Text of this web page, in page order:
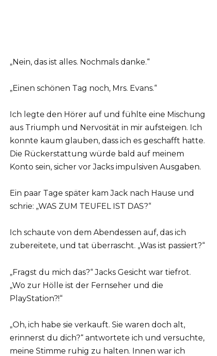
„Nein, das ist alles. Nochmals danke.“
„Einen schönen Tag noch, Mrs. Evans.“
Ich legte den Hörer auf und fühlte eine Mischung
aus Triumph und Nervosität in mir aufsteigen. Ich
konnte kaum glauben, dass ich es geschafft hatte.
Die Rückerstattung würde bald auf meinem
Konto sein, sicher vor Jacks impulsiven Ausgaben.
Ein paar Tage später kam Jack nach Hause und
schrie: „WAS ZUM TEUFEL IST DAS?“
Ich schaute von dem Abendessen auf, das ich
zubereitete, und tat überrascht. „Was ist passiert?“
„Fragst du mich das?“ Jacks Gesicht war tiefrot.
„Wo zur Hölle ist der Fernseher und die
PlayStation?!“
„Oh, ich habe sie verkauft. Sie waren doch alt,
erinnerst du dich?“ antwortete ich und versuchte,
meine Stimme ruhig zu halten. Innen war ich